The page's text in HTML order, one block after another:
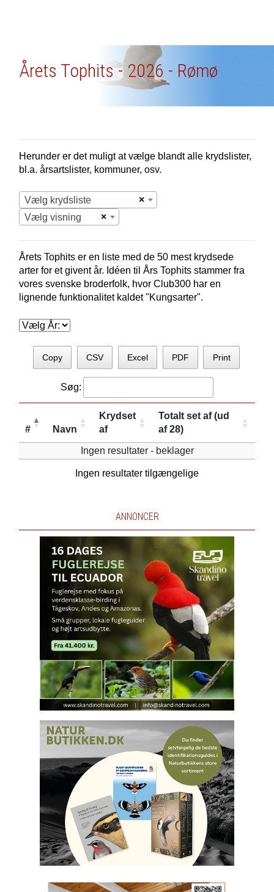
Årets Tophits - 2026 - Rømø
Herunder er det muligt at vælge blandt alle krydslister,
bl.a. årsartslister, kommuner, osv.
×
Vælg krydsliste
×
Vælg visning
Årets Tophits er en liste med de 50 mest krydsede
arter for et givent år. Idéen til Års Tophits stammer fra
vores svenske broderfolk, hvor Club300 har en
lignende funktionalitet kaldet "Kungsarter".
Copy CSV Excel PDF Print
Søg:
# Navn
Krydset
af
Totalt set af (ud
af 28)
Ingen resultater - beklager
Ingen resultater tilgængelige
ANNONCER